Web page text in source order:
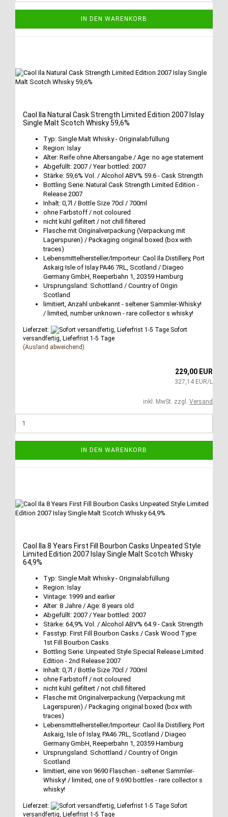
IN DEN WARENKORB
Caol Ila Natural Cask Strength Limited Edition 2007 Islay
Single Malt Scotch Whisky 59,6%
Typ: Single Malt Whisky - Originalabfüllung
Region: Islay
Alter: Reife ohne Altersangabe / Age: no age statement
Abgefüllt: 2007 / Year bottled: 2007
Stärke: 59,6% Vol. / Alcohol ABV% 59.6 - Cask Strength
Bottling Serie: Natural Cask Strength Limited Edition -
Release 2007
Inhalt: 0,7l / Bottle Size 70cl / 700ml
ohne Farbstoff / not coloured
nicht kühl gefiltert / not chill filtered
Flasche mit Originalverpackung (Verpackung mit
Lagerspuren) / Packaging original boxed (box with
traces)
Lebensmittelhersteller/Importeur: Caol Ila Distillery, Port
Askaig Isle of Islay PA46 7RL, Scotland / Diageo
Germany GmbH, Reeperbahn 1, 20359 Hamburg
Ursprungsland: Schottland / Country of Origin
Scotland
limitiert, Anzahl unbekannt - seltener Sammler-Whisky!
/ limited, number unknown - rare collector s whisky!
Lieferzeit:
Sofort
versandfertig, Lieferfrist 1-5 Tage
(Ausland abweichend)
229,00 EUR
327,14 EUR/L
inkl. MwSt. zzgl. Versand
IN DEN WARENKORB
Caol Ila 8 Years First Fill Bourbon Casks Unpeated Style
Limited Edition 2007 Islay Single Malt Scotch Whisky
64,9%
Typ: Single Malt Whisky - Originalabfüllung
Region: Islay
Vintage: 1999 and earlier
Alter: 8 Jahre / Age: 8 years old
Abgefüllt: 2007 / Year bottled: 2007
Stärke: 64,9% Vol. / Alcohol ABV% 64.9 - Cask Strength
Fasstyp: First Fill Bourbon Casks / Cask Wood Type:
1st Fill Bourbon Casks
Bottling Serie: Unpeated Style Special Release Limited
Edition - 2nd Release 2007
Inhalt: 0,7l / Bottle Size 70cl / 700ml
ohne Farbstoff / not coloured
nicht kühl gefiltert / not chill filtered
Flasche mit Originalverpackung (Verpackung mit
Lagerspuren) / Packaging original boxed (box with
traces)
Lebensmittelhersteller/Importeur: Caol Ila Distillery, Port
Askaig, Isle of Islay, PA46 7RL, Scotland / Diageo
Germany GmbH, Reeperbahn 1, 20359 Hamburg
Ursprungsland: Schottland / Country of Origin
Scotland
limitiert, eine von 9690 Flaschen - seltener Sammler-
Whisky! / limited, one of 9.690 bottles - rare collector s
whisky!
Lieferzeit:
Sofort
versandfertig, Lieferfrist 1-5 Tage